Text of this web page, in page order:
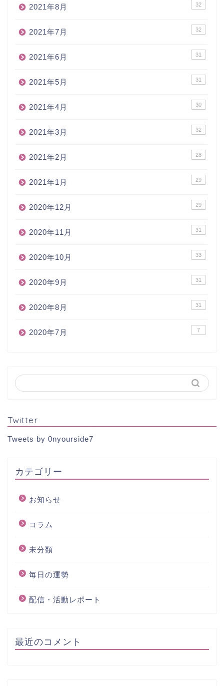
2021年8月 32
2021年7月 32
2021年6月 31
2021年5月 31
2021年4月 30
2021年3月 32
2021年2月 28
2021年1月 29
2020年12月 29
2020年11月 31
2020年10月 33
2020年9月 31
2020年8月 31
2020年7月 7
Twitter
Tweets by 0nyourside7
カテゴリー
お知らせ
コラム
未分類
毎日の運勢
配信・活動レポート
最近のコメント